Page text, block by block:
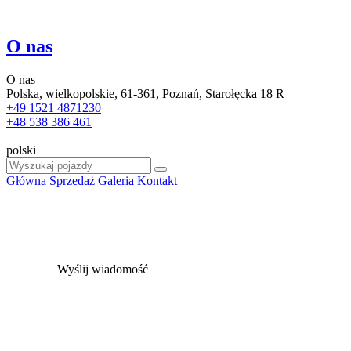
O nas
O nas
Polska, wielkopolskie, 61-361, Poznań, Starołęcka 18 R
+49 1521 4871230
+48 538 386 461
polski
Główna Sprzedaż Galeria Kontakt
Wyślij wiadomość